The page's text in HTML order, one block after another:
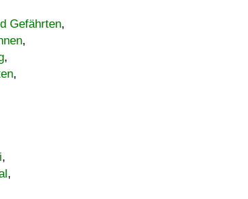
Gefährten,
,
,
,
,
,